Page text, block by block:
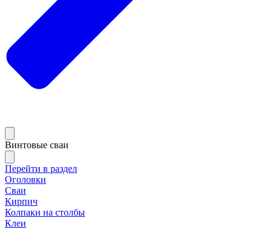
Винтовые сваи
Перейти в раздел
Оголовки
Сваи
Кирпич
Колпаки на столбы
Клеи